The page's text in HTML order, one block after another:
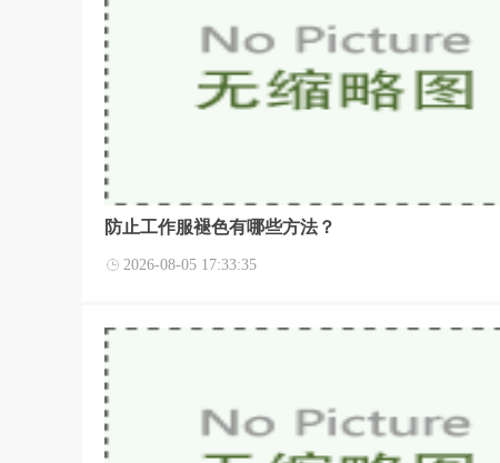
防止工作服褪色有哪些方法？
2026-08-05 17:33:35